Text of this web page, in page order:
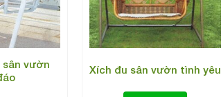
sân vườn
Xích đu sân vườn tình yêu